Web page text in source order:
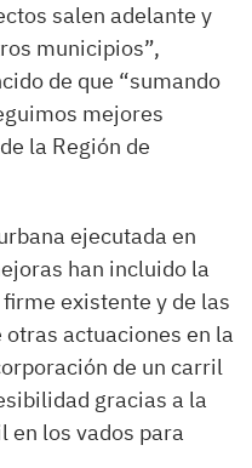
salen adelante y
municipios”,
de que “sumando
mejores
la Región de
ejecutada en
han incluido la
existente y de las
actuaciones en la
de un carril
gracias a la
en los vados para